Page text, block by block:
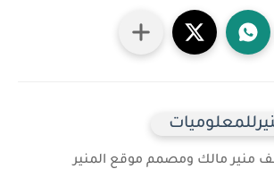
منير مالك ومصمم موقع المنير